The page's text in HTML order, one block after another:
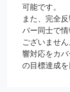
可能です。
また、完全
バー同士で
ございませ
響対応をカ
の目標達成を